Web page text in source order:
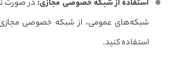
استفاده از شبکه خصوصی مجازی: در صورت
استفاده کنید.